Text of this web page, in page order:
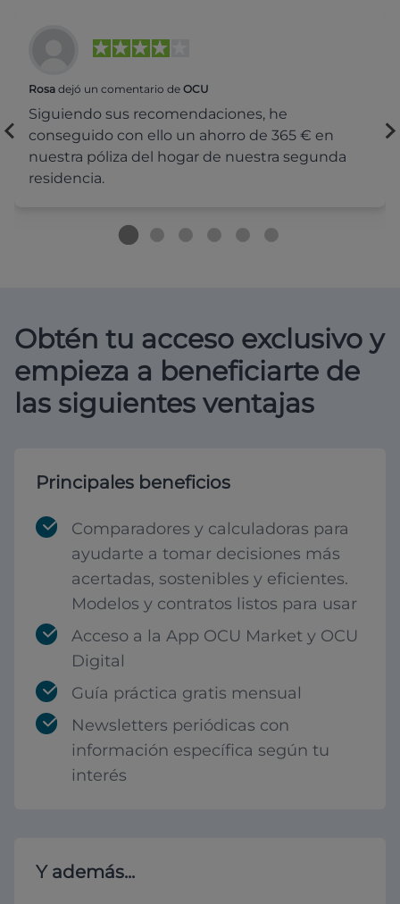
Rosa dejó un comentario de OCU
Siguiendo sus recomendaciones, he
conseguido con ello un ahorro de 365 € en
nuestra póliza del hogar de nuestra segunda
residencia.
Obtén tu acceso exclusivo y
empieza a beneficiarte de
las siguientes ventajas
Principales beneficios
Comparadores y calculadoras para
ayudarte a tomar decisiones más
acertadas, sostenibles y eficientes.
Modelos y contratos listos para usar
Acceso a la App OCU Market y OCU
Digital
Guía práctica gratis mensual
Newsletters periódicas con
información específica según tu
interés
Y además...